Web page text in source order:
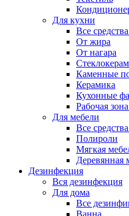
Для кухни
Все
От жира
От нагара
Каменные
Керамика
Кухонные
Рабочая
Для мебели
Все
Полироли
Мягкая
Деревянная
Дезинфекция
Вся дезинфекция
Для дома
Все
Ванна